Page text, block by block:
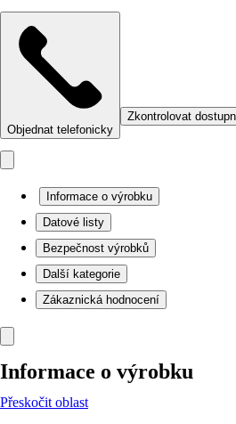
Objednat telefonicky
Zkontrolovat
Informace o výrobku
Datové listy
Bezpečnost výrobků
Další kategorie
Zákaznická hodnocení
Informace o výrobku
Přeskočit oblast